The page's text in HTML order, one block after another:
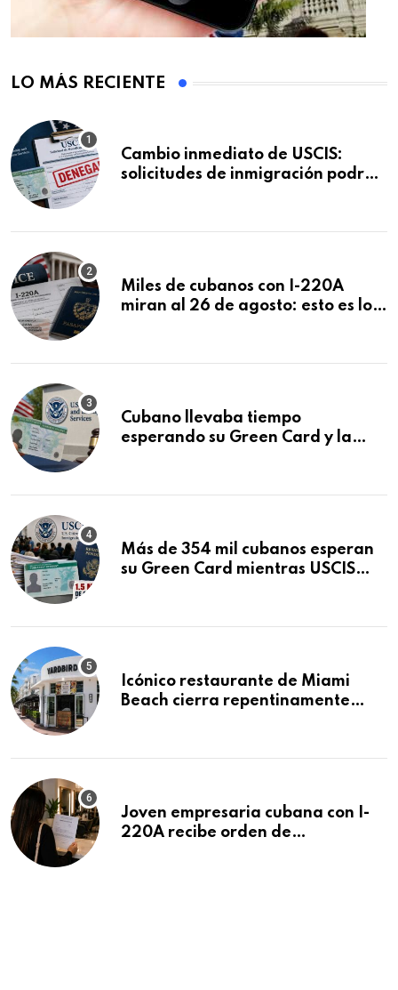
LO MÁS RECIENTE
Cambio inmediato de USCIS:
solicitudes de inmigración podrán
Miles de cubanos con I-220A
miran al 26 de agosto: esto es lo
Cubano llevaba tiempo
esperando su Green Card y la
Más de 354 mil cubanos esperan
su Green Card mientras USCIS
Icónico restaurante de Miami
Beach cierra repentinamente
Joven empresaria cubana con I-
220A recibe orden de